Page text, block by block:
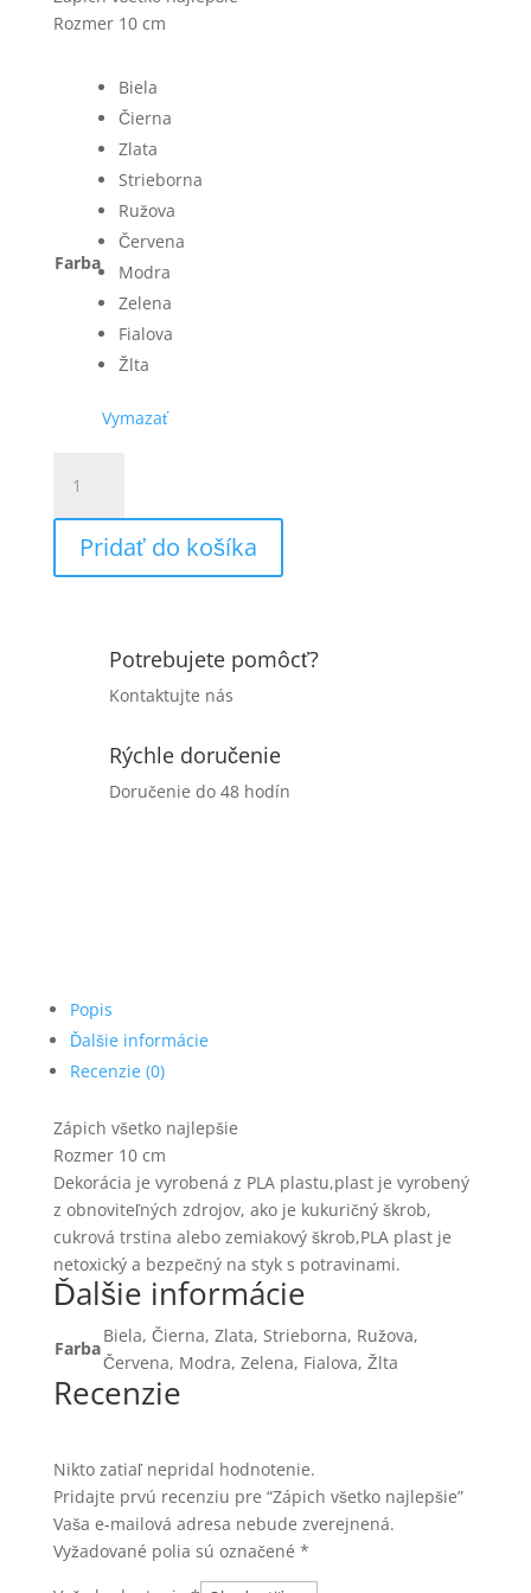
Rozmer 10 cm
Farba
Biela
Čierna
Zlata
Strieborna
Ružova
Červena
Modra
Zelena
Fialova
Žlta
Vymazať
Zápich
všetko
najlepšie
Pridať do košíka
Potrebujete pomôcť?
Kontaktujte nás
Rýchle doručenie
Doručenie do 48 hodín
Popis
Ďalšie informácie
Recenzie (0)
Zápich všetko najlepšie
Rozmer 10 cm
Dekorácia je vyrobená z PLA plastu,plast je vyrobený
z obnoviteľných zdrojov, ako je kukuričný škrob,
cukrová trstina alebo zemiakový škrob,PLA plast je
netoxický a bezpečný na styk s potravinami.
Ďalšie informácie
Farba
Biela, Čierna, Zlata, Strieborna, Ružova,
Červena, Modra, Zelena, Fialova, Žlta
Recenzie
Nikto zatiaľ nepridal hodnotenie.
Pridajte prvú recenziu pre “Zápich všetko najlepšie”
Vaša e-mailová adresa nebude zverejnená.
Vyžadované polia sú označené *